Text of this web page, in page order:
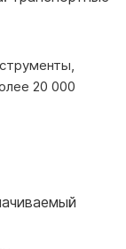
20 000